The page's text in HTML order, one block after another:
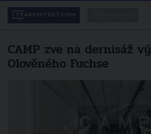
CAMP zve na dernisáž
Olověného Fuchse